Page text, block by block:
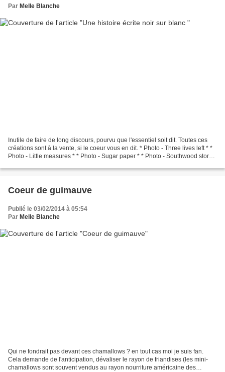
Par Melle Blanche
Inutile de faire de long discours, pourvu que l'essentiel soit dit. Toutes ces
créations sont à la vente, si le coeur vous en dit. * Photo - Three lives left * *
Photo - Little measures * * Photo - Sugar paper * * Photo - Southwood stores
Coeur de guimauve
Publié le 03/02/2014 à 05:54
Par Melle Blanche
Qui ne fondrait pas devant ces chamallows ? en tout cas moi je suis fan.
Cela demande de l'anticipation, dévaliser le rayon de friandises (les mini-
chamallows sont souvent vendus au rayon nourriture américaine des